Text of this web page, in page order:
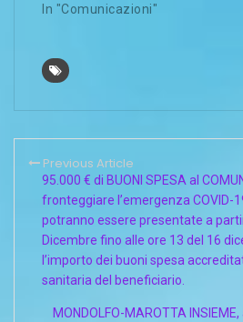
In "Comunicazioni"
Previous Article
95.000 € di BUONI SPESA al
fronteggiare l’emergenza COVID-
potranno essere presentate a
Dicembre fino alle ore 13 del 16
l’importo dei buoni spesa
sanitaria del beneficiario.
MONDOLFO-MAROTTA